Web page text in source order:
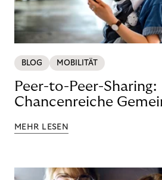
BLOG MOBILITÄT
Peer-to-Peer-Sharing:
Chancenreiche
MEHR LESEN